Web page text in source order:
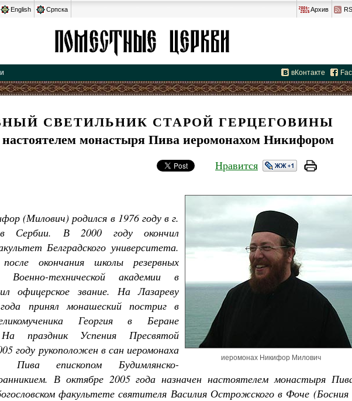
English Српска Архив
вКонтакте
СВЕТИЛЬНИК СТАРОЙ ГЕРЦЕГОВИНЫ
настоятелем монастыря Пива иеромонахом Никифором
Нравится
иеромонах Никифор Милович
(Милович) родился в 1976 году в г.
Сербии. В 2000 году окончил
Белградского университета.
окончания школы резервных
технической академии в
офицерское звание. На Лазареву
принял монашеский постриг в
Георгия в Беране
На праздник Успения Пресвятой
году рукоположен в сан иеромонаха
епископом Будимлянско-
В октябре 2005 года назначен настоятелем монастыря
факультете святителя Василия Острожского в Фоче (Босния